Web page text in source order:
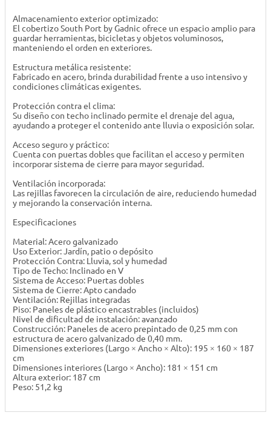
Almacenamiento exterior optimizado:
El cobertizo South Port by Gadnic ofrece un espacio amplio para
guardar herramientas, bicicletas y objetos voluminosos,
manteniendo el orden en exteriores.
Estructura metálica resistente:
Fabricado en acero, brinda durabilidad frente a uso intensivo y
condiciones climáticas exigentes.
Protección contra el clima:
Su diseño con techo inclinado permite el drenaje del agua,
ayudando a proteger el contenido ante lluvia o exposición solar.
Acceso seguro y práctico:
Cuenta con puertas dobles que facilitan el acceso y permiten
incorporar sistema de cierre para mayor seguridad.
Ventilación incorporada:
Las rejillas favorecen la circulación de aire, reduciendo humedad
y mejorando la conservación interna.
Especificaciones
Material: Acero galvanizado
Uso Exterior: Jardín, patio o depósito
Protección Contra: Lluvia, sol y humedad
Tipo de Techo: Inclinado en V
Sistema de Acceso: Puertas dobles
Sistema de Cierre: Apto candado
Ventilación: Rejillas integradas
Piso: Paneles de plástico encastrables (incluidos)
Nivel de dificultad de instalación: avanzado
Construcción: Paneles de acero prepintado de 0,25 mm con
estructura de acero galvanizado de 0,40 mm.
Dimensiones exteriores (Largo × Ancho × Alto): 195 × 160 × 187
cm
Dimensiones interiores (Largo × Ancho): 181 × 151 cm
Altura exterior: 187 cm
Peso: 51,2 kg